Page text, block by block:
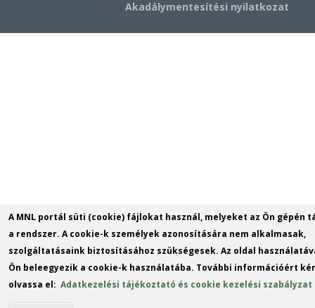
Akadálymentesítési nyilatkozat
A MNL portál süti (cookie) fájlokat használ, melyeket az Ön gépén
a rendszer. A cookie-k személyek azonosítására nem alkalmasak,
szolgáltatásaink biztosításához szükségesek. Az oldal
Ön beleegyezik a cookie-k használatába. További információért
olvassa el:Adatkezelési tájékoztató és cookie kezelési szabályzat